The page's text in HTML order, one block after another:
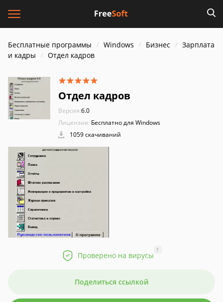
Бесплатные программы Windows Бизнес
Зарплата
и кадры
Отдел кадров
Отдел кадров
Версия:6.0
Лицензия: Бесплатно для Windows
1059 скачиваний
Проверено на вирусы
?
Поделиться ссылкой